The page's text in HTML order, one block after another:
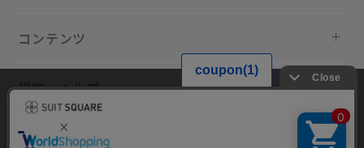
コンテンツ
規約・ヘルプ
当サイトでは利用体験の向上およびコンテンツの最適な提供、トラフィ
ックの分析を目的としてCookieを使用しています。サイトの閲覧を継続